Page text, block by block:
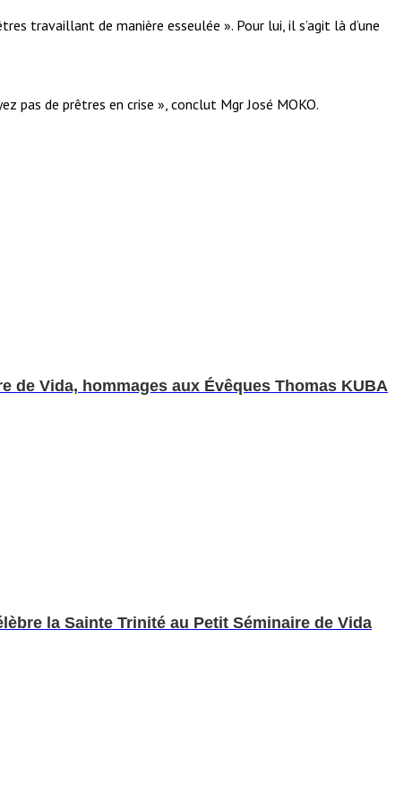
travaillant de manière esseulée ». Pour lui, il s’agit là d’une
pas de prêtres en crise », conclut Mgr José MOKO.
de Vida, hommages aux Évêques Thomas KUBA
la Sainte Trinité au Petit Séminaire de Vida